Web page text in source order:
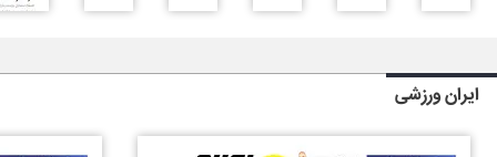
ایران ورزشی